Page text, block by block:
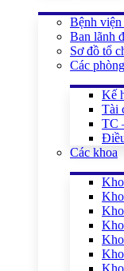
Bệnh
Ban lãnh
Sơ đồ tổ
Các
Kế
Tài
TC
Các khoa